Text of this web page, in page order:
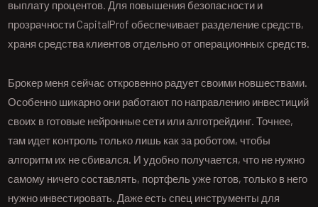
выплату процентов. Для повышения безопасности и
прозрачности CapitalProf обеспечивает разделение средств,
храня средства клиентов отдельно от операционных средств.
Брокер меня сейчас откровенно радует своими новшествами.
Особенно шикарно они работают по направлению инвестиций
своих в готовые нейронные сети или алготрейдинг. Точнее,
там идет контроль только лишь как за роботом, чтобы
алгоритм их не сбивался. И удобно получается, что не нужно
самому ничего составлять, портфель уже готов, только в него
нужно инвестировать. Даже есть спец инструменты для